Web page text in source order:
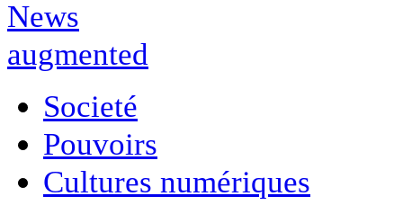
Societé
Pouvoirs
Cultures numériques